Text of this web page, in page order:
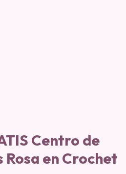
Centro de
Rosa en Crochet